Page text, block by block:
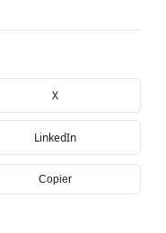
X
LinkedIn
Copier